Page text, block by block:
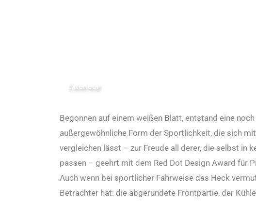
Exterieur
Begonnen auf einem weißen Blatt, entstand eine noch
außergewöhnliche Form der Sportlichkeit, die sich
vergleichen lässt – zur Freude all derer, die selbst in
passen – geehrt mit dem Red Dot Design Award für
Auch wenn bei sportlicher Fahrweise das Heck
Betrachter hat: die abgerundete Frontpartie, der